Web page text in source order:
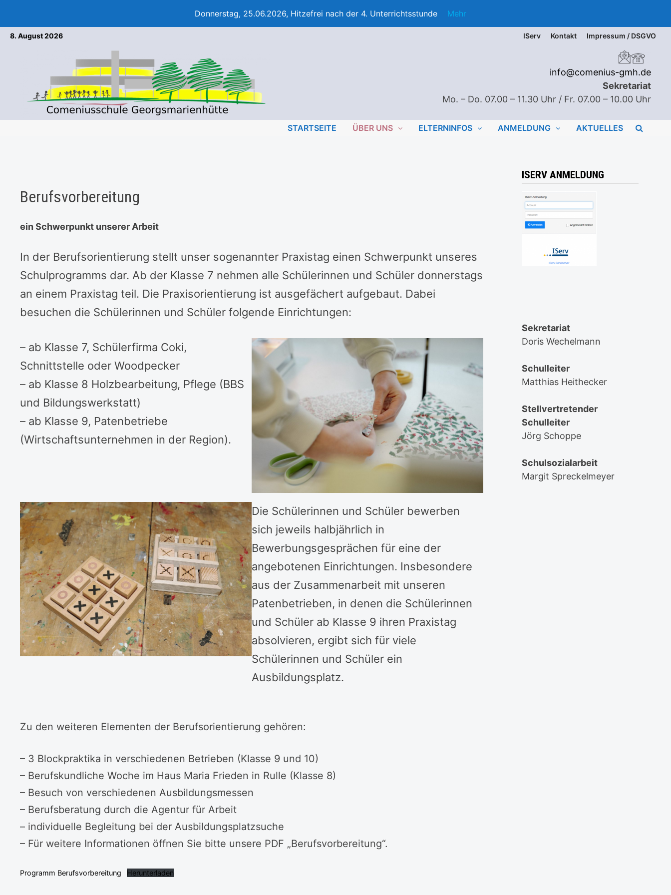
Donnerstag, 25.06.2026, Hitzefrei nach der 4. Unterrichtsstunde Mehr
Zum8. August 2026 IServ Kontakt Impressum / DSGVO
info@comenius-gmh.de
Sekretariat
Mo. – Do. 07.00 – 11.30 Uhr / Fr. 07.00 – 10.00 Uhr
STARTSEITE ÜBER UNS ELTERNINFOS ANMELDUNG AKTUELLES
Berufsvorbereitung
ein Schwerpunkt unserer Arbeit
In der Berufsorientierung stellt unser sogenannter Praxistag einen Schwerpunkt unseres
Schulprogramms dar. Ab der Klasse 7 nehmen alle Schülerinnen und Schüler donnerstags
an einem Praxistag teil. Die Praxisorientierung ist ausgefächert aufgebaut. Dabei
besuchen die Schülerinnen und Schüler folgende Einrichtungen:
– ab Klasse 7, Schülerfirma Coki,
Schnittstelle oder Woodpecker
– ab Klasse 8 Holzbearbeitung, Pflege (BBS
und Bildungswerkstatt)
– ab Klasse 9, Patenbetriebe
(Wirtschaftsunternehmen in der Region).
Die Schülerinnen und Schüler bewerben
sich jeweils halbjährlich in
Bewerbungsgesprächen für eine der
angebotenen Einrichtungen. Insbesondere
aus der Zusammenarbeit mit unseren
Patenbetrieben, in denen die Schülerinnen
und Schüler ab Klasse 9 ihren Praxistag
absolvieren, ergibt sich für viele
Schülerinnen und Schüler ein
Ausbildungsplatz.
Zu den weiteren Elementen der Berufsorientierung gehören:
– 3 Blockpraktika in verschiedenen Betrieben (Klasse 9 und 10)
– Berufskundliche Woche im Haus Maria Frieden in Rulle (Klasse 8)
– Besuch von verschiedenen Ausbildungsmessen
– Berufsberatung durch die Agentur für Arbeit
– individuelle Begleitung bei der Ausbildungsplatzsuche
– Für weitere Informationen öffnen Sie bitte unsere PDF „Berufsvorbereitung“.
Programm Berufsvorbereitung Herunterladen
ISERV ANMELDUNG
Sekretariat
Doris Wechelmann
Schulleiter
Matthias Heithecker
Stellvertretender
Schulleiter
Jörg Schoppe
Schulsozialarbeit
Margit Spreckelmeyer